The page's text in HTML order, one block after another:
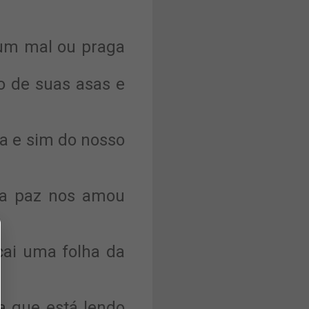
mal ou praga
de suas asas e
e sim do nosso
paz nos amou
uma folha da